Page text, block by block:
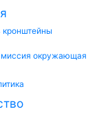
кронштейны
миссия окружающая